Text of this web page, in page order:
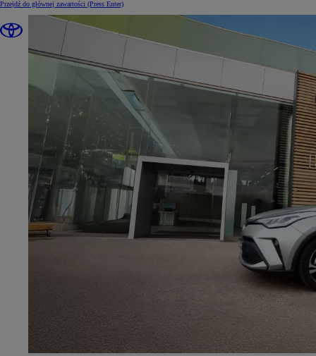
Przejdź do głównej zawartości (Press Enter)